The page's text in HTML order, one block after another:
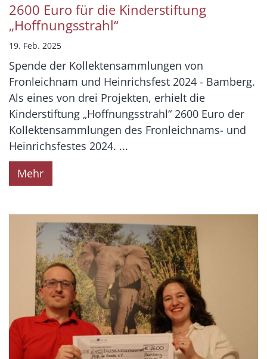
2600 Euro für die Kinderstiftung
„Hoffnungsstrahl“
19. Feb. 2025
Spende der Kollektensammlungen von
Fronleichnam und Heinrichsfest 2024 - Bamberg.
Als eines von drei Projekten, erhielt die
Kinderstiftung „Hoffnungsstrahl“ 2600 Euro der
Kollektensammlungen des Fronleichnams- und
Heinrichsfestes 2024. ...
Mehr